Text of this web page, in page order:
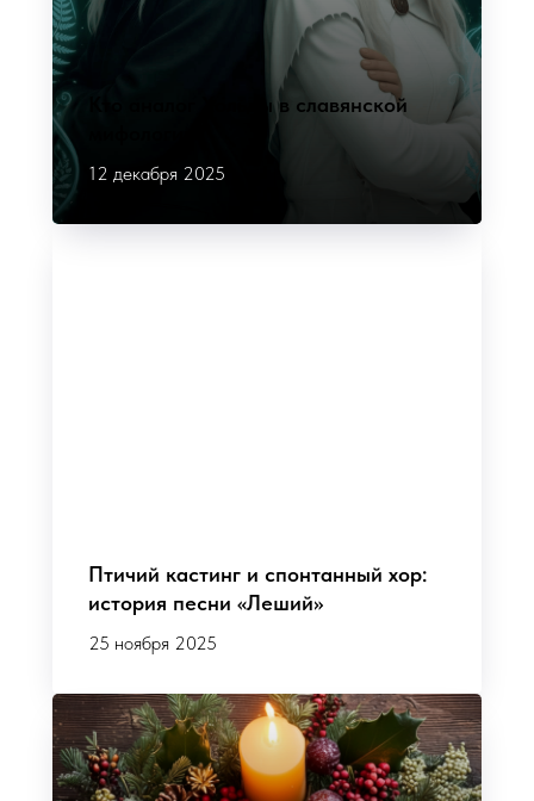
Кто аналог Хольды в славянской
12 декабря 2025
Птичий кастинг и спонтанный хор:
история песни «Леший»
25 ноября 2025